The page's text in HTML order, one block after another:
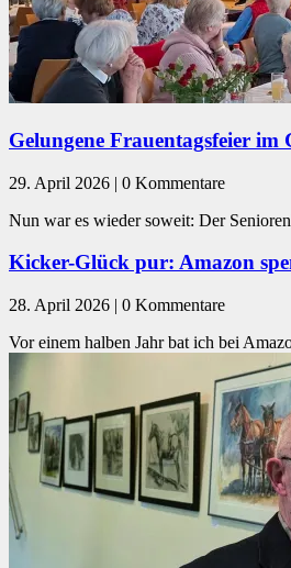
Gelungene Frauentagsfeier im
29. April 2026 | 0 Kommentare
Nun war es wieder soweit: Der
Kicker-Glück pur: Amazon
28. April 2026 | 0 Kommentare
Vor einem halben Jahr bat ich bei